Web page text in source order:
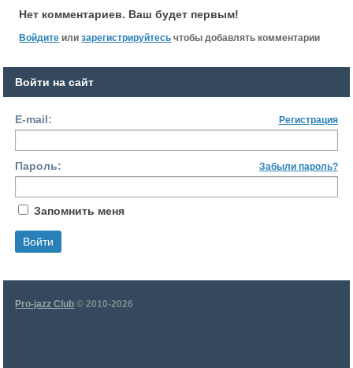
Нет комментариев. Ваш будет первым!
Войдите илизарегистрируйтесь чтобы добавлять комментарии
Войти на сайт
E-mail: Регистрация
Пароль: Забыли пароль?
Запомнить меня
Pro-jazz Club © 2010-2026